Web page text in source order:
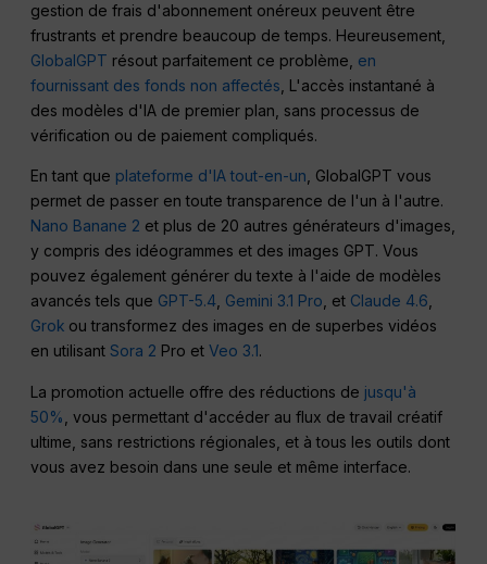
gestion de frais d'abonnement onéreux peuvent être
frustrants et prendre beaucoup de temps. Heureusement,
GlobalGPT résout parfaitement ce problème, en
fournissant des fonds non affectés , L'accès instantané à
des modèles d'IA de premier plan, sans processus de
vérification ou de paiement compliqués.
En tant que plateforme d'IA tout-en-un, GlobalGPT vous
permet de passer en toute transparence de l'un à l'autre.
Nano Banane 2 et plus de 20 autres générateurs d'images,
y compris des idéogrammes et des images GPT. Vous
pouvez également générer du texte à l'aide de modèles
avancés tels que GPT-5.4, Gemini 3.1 Pro, et Claude 4.6,
Grok ou transformez des images en de superbes vidéos
en utilisantSora 2 Pro etVeo 3.1.
La promotion actuelle offre des réductions de jusqu'à
50% , vous permettant d'accéder au flux de travail créatif
ultime, sans restrictions régionales, et à tous les outils dont
vous avez besoin dans une seule et même interface.